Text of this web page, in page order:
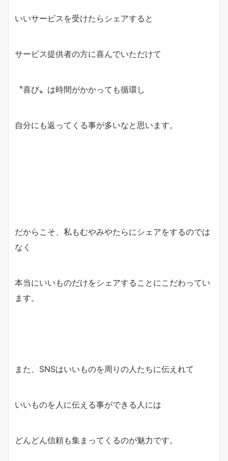
いいサービスを受けたらシェアすると
サービス提供者の方に喜んでいただけて
〝喜び〟は時間がかかっても循環し
自分にも返ってくる事が多いなと思います。
だからこそ、私もむやみやたらにシェアをするのでは
なく
本当にいいものだけをシェアすることにこだわってい
ます。
また、SNSはいいものを周りの人たちに伝えれて
いいものを人に伝える事ができる人には
どんどん信頼も集まってくるのが魅力です。